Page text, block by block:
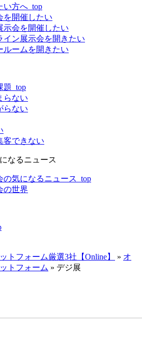
い方へ_top
を開催したい
示会を開催したい
イン展示会を開きたい
ルームを開きたい
題_top
らない
らない
客できない
なるニュース
の気になるニュース_top
の世界
トフォーム厳選3社【Online】
» オ
トフォーム » デジ展